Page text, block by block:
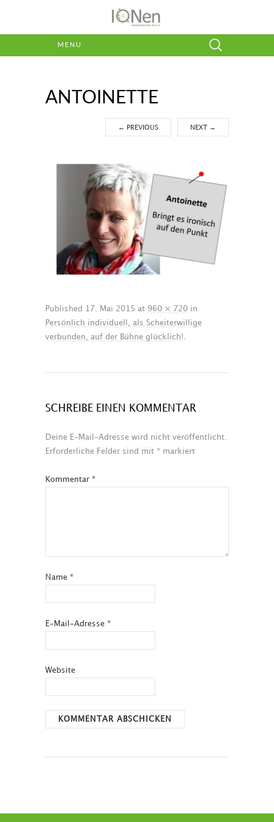
MENU
Suchen
ANTOINETTE
← PREVIOUS NEXT →
Published 17. Mai 2015 at 960 × 720 in
Persönlich individuell, als Scheiterwillige
verbunden, auf der Bühne glücklich!
SCHREIBE EINEN KOMMENTAR
Deine E-Mail-Adresse wird nicht veröffentlicht.
Erforderliche Felder sind mit * markiert
Kommentar *
Name *
E-Mail-Adresse *
Website